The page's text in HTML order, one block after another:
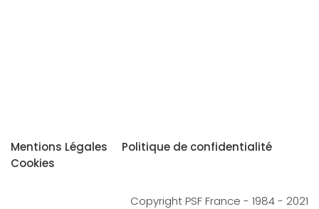
Mentions Légales
Politique de confidentialité
Cookies
Copyright PSF France - 1984 - 2021